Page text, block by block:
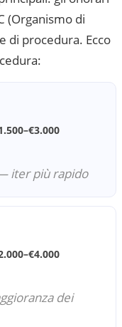
(Organismo di
di procedura. Ecco
iter più rapido
dei